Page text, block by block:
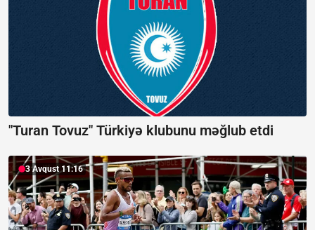
"Turan Tovuz" Türkiyə klubunu məğlub etdi
3 Avqust 11:16